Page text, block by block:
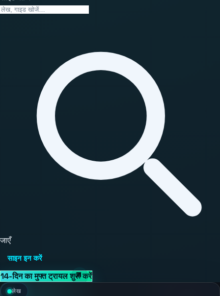
जाएँ
साइन इन करें
14-दिन का मुफ्त ट्रायल शुरू करें
लेख